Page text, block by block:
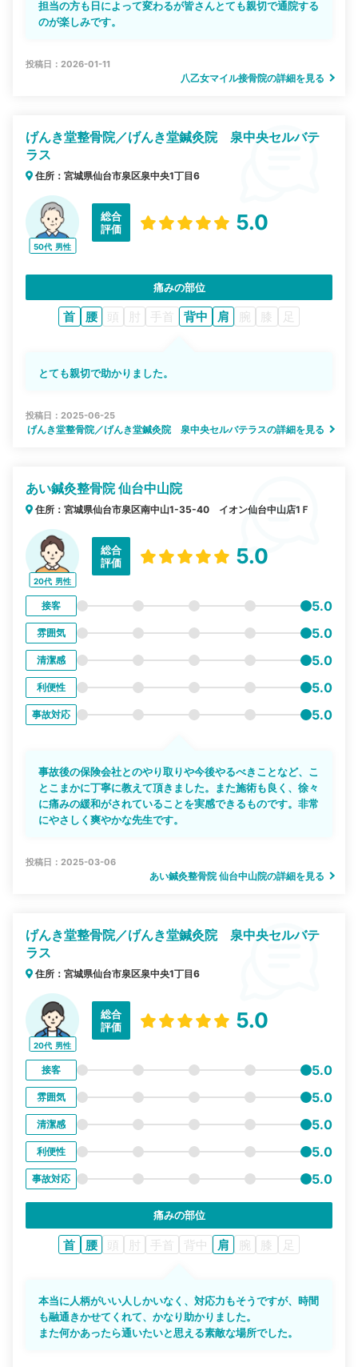
担当の方も日によって変わるが皆さんとても親切で通院する
のが楽しみです。
投稿日：2026-01-11
八乙女マイル接骨院の詳細を見る
げんき堂整骨院／げんき堂鍼灸院 泉中央セルバテ
ラス
住所：宮城県仙台市泉区泉中央1丁目6
50代 男性
総合
評価
5.0
痛みの部位
首 腰 頭 肘 手首 背中 肩 腕 膝 足
とても親切で助かりました。
投稿日：2025-06-25
げんき堂整骨院／げんき堂鍼灸院 泉中央セルバテラスの詳細を見る
あい鍼灸整骨院 仙台中山院
住所：宮城県仙台市泉区南中山1-35-40 イオン仙台中山店1Ｆ
20代 男性
総合
評価
5.0
接客 5.0
雰囲気 5.0
清潔感 5.0
利便性 5.0
事故対応 5.0
事故後の保険会社とのやり取りや今後やるべきことなど、こ
とこまかに丁寧に教えて頂きました。また施術も良く、徐々
に痛みの緩和がされていることを実感できるものです。非常
にやさしく爽やかな先生です。
投稿日：2025-03-06
あい鍼灸整骨院 仙台中山院の詳細を見る
げんき堂整骨院／げんき堂鍼灸院 泉中央セルバテ
ラス
住所：宮城県仙台市泉区泉中央1丁目6
20代 男性
総合
評価
5.0
接客 5.0
雰囲気 5.0
清潔感 5.0
利便性 5.0
事故対応 5.0
痛みの部位
首 腰 頭 肘 手首 背中 肩 腕 膝 足
本当に人柄がいい人しかいなく、対応力もそうですが、時間
も融通きかせてくれて、かなり助かりました。
また何かあったら通いたいと思える素敵な場所でした。